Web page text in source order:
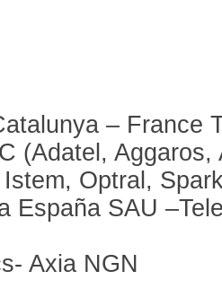
– France
(Adatel, Aggaros,
Optral,
España SAU
Axia NGN